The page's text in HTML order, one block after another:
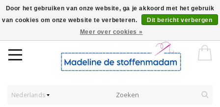
Worldwide Shipping - Onze stoffen worden verkocht per 10 cm.
Nederlands
Door het gebruiken van onze website, ga je akkoord met het gebruik
van cookies om onze website te verbeteren.
Dit bericht verbergen
Meer over cookies »